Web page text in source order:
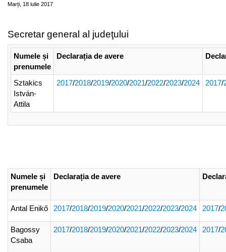
Marți, 18 iulie 2017
Secretar general al judeţului
Numele și
prenumele
Declarația de avere
Sztakics
István-
Attila
2017/2018/2019/2020/2021/2022/2023/2024 2017/
Numele și
prenumele
Declarația de avere
Antal Enikő 2017/2018/2019/2020/2021/2022/2023/2024 2017/
Bagossy
Csaba
2017/2018/2019/2020/2021/2022/2023/2024 2017/